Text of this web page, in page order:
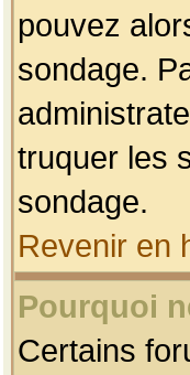
pouvez
sondage.
truquer les
sondage.
Revenir en
Pourquoi
Certains